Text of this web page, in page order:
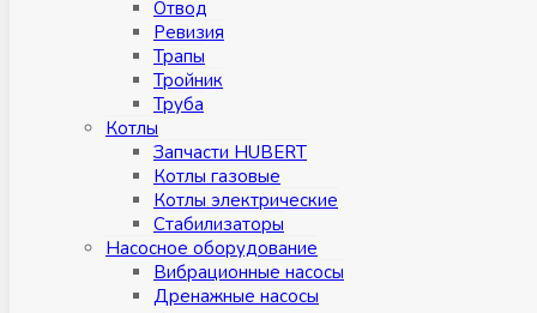
Отвод
Ревизия
Трапы
Тройник
Труба
Котлы
Запчасти HUBERT
Котлы газовые
Котлы электрические
Стабилизаторы
Насосное оборудование
Вибрационные насосы
Дренажные насосы